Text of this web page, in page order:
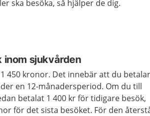
ska besöka, så hjälper de dig.
sjukvården
450 kronor. Det innebär att du betalar
en 12-månadersperiod. Om du till
betalat 1 400 kr för tidigare besök,
för det sista besöket. För den